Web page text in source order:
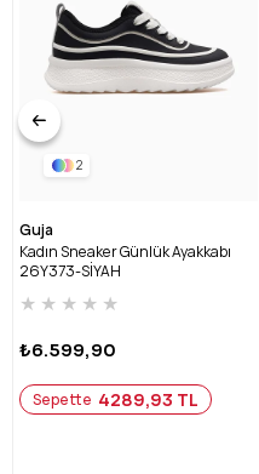
2
Guja
Kadın Sneaker Günlük Ayakkabı
26Y373-SİYAH
★ ★ ★ ★ ★
₺6.599,90
Sepette 4289,93 TL